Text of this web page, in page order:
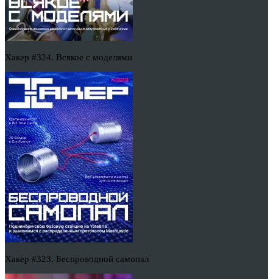
Хакер #324. Всякое с моделями
Хакер #323. Беспроводной самопал